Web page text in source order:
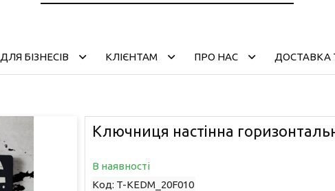
ДЛЯ БІЗНЕСІВ КЛІЄНТАМ ПРО НАС ДОСТАВКА
Ключниця настінна
В наявності
Код: T-KEDM_20F010